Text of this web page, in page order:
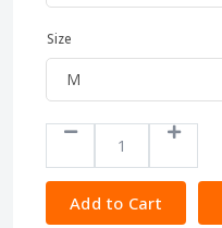
Size
Add to Cart